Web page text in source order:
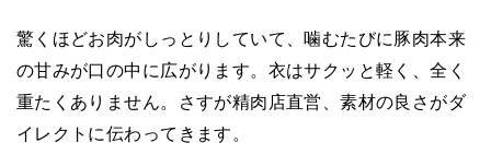
驚くほどお肉がしっとりしていて、噛むたびに豚肉本来
の甘みが口の中に広がります。衣はサクッと軽く、全く
重たくありません。さすが精肉店直営、素材の良さがダ
イレクトに伝わってきます。